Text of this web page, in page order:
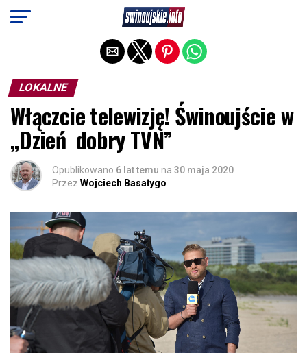
LOKALNE
Włączcie telewizję! Świnoujście w
„Dzień dobry TVN”
Opublikowano 6 lat temu na 30 maja 2020
Przez Wojciech Basałygo
Exit mobile version